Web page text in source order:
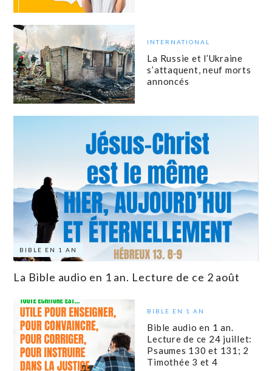
INTERNATIONAL
La Russie et l’Ukraine
s’attaquent, neuf morts
annoncés
BIBLE EN 1 AN
La Bible audio en 1 an. Lecture de ce 2 août
BIBLE EN 1 AN
Bible audio en 1 an.
Lecture de ce 24 juillet:
Psaumes 130 et 131; 2
Timothée 3 et 4